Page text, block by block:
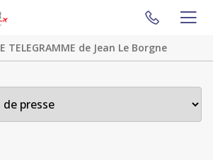
TELEGRAMME de Jean Le Borgne